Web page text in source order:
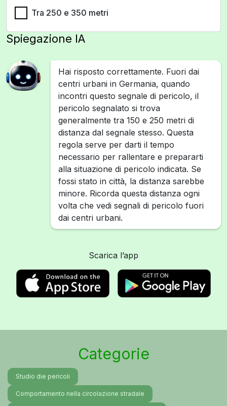
Tra 250 e 350 metri
Spiegazione IA
Hai risposto correttamente. Fuori dai
centri urbani in Germania, quando
incontri questo segnale di pericolo, il
pericolo segnalato si trova
generalmente tra 150 e 250 metri di
distanza dal segnale stesso. Questa
regola serve per darti il tempo
necessario per rallentare e prepararti
alla situazione di pericolo indicata. Se
fossi stato in città, la distanza sarebbe
minore. Ricorda questa distanza ogni
volta che vedi segnali di pericolo fuori
dai centri urbani.
Scarica l’app
Categorie
Studio die pericoli
Comportamento nella circolazione stradale